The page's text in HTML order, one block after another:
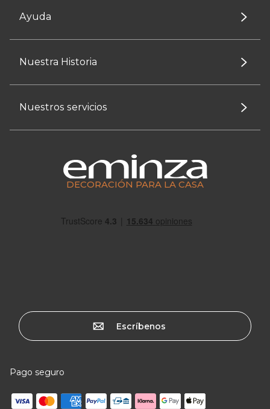
Ayuda
Nuestra Historia
Nuestros servicios
DECORACIÓN PARA LA CASA
Escríbenos
Pago seguro